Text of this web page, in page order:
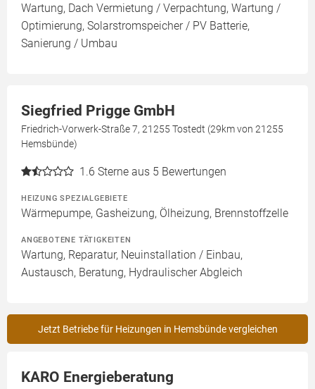
Wartung, Dach Vermietung / Verpachtung, Wartung /
Optimierung, Solarstromspeicher / PV Batterie,
Sanierung / Umbau
Siegfried Prigge GmbH
Friedrich-Vorwerk-Straße 7, 21255 Tostedt (29km von 21255
Hemsbünde)
1.6 Sterne aus 5 Bewertungen
HEIZUNG SPEZIALGEBIETE
Wärmepumpe, Gasheizung, Ölheizung, Brennstoffzelle
ANGEBOTENE TÄTIGKEITEN
Wartung, Reparatur, Neuinstallation / Einbau,
Austausch, Beratung, Hydraulischer Abgleich
Jetzt Betriebe für Heizungen in Hemsbünde vergleichen
KARO Energieberatung